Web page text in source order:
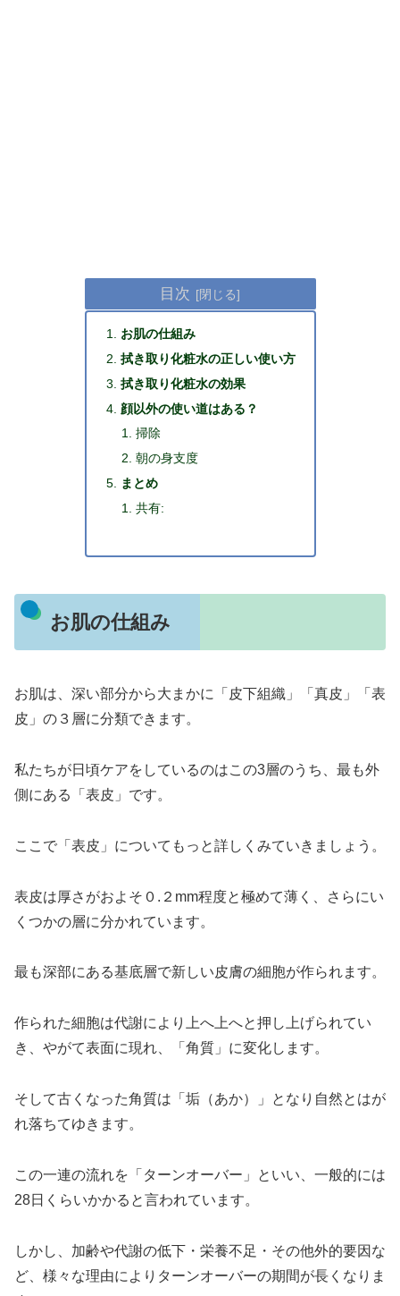
目次
お肌の仕組み
拭き取り化粧水の正しい使い方
拭き取り化粧水の効果
顔以外の使い道はある？
掃除
朝の身支度
まとめ
共有:
お肌の仕組み
お肌は、深い部分から大まかに「皮下組織」「真皮」「表
皮」の３層に分類できます。
私たちが日頃ケアをしているのはこの3層のうち、最も外
側にある「表皮」です。
ここで「表皮」についてもっと詳しくみていきましょう。
表皮は厚さがおよそ０.２mm程度と極めて薄く、さらにい
くつかの層に分かれています。
最も深部にある基底層で新しい皮膚の細胞が作られます。
作られた細胞は代謝により上へ上へと押し上げられてい
き、やがて表面に現れ、「角質」に変化します。
そして古くなった角質は「垢（あか）」となり自然とはが
れ落ちてゆきます。
この一連の流れを「ターンオーバー」といい、一般的には
28日くらいかかると言われています。
しかし、加齢や代謝の低下・栄養不足・その他外的要因な
ど、様々な理由によりターンオーバーの期間が長くなりま